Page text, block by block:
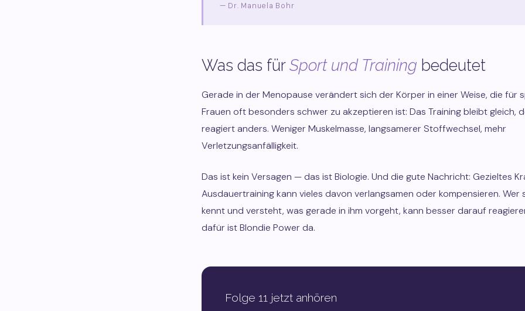
— Dr. Manuela Bohr
Was das fürSport und Training bedeutet
Gerade in der Menopause verändert sich der Körper in einer Weise, die für
Frauen oft besonders schwer zu akzeptieren ist: Das Training bleibt gleich,
reagiert anders. Weniger Muskelmasse, langsamerer Stoffwechsel, mehr
Verletzungsanfälligkeit.
Das ist kein Versagen — das ist Biologie. Und die gute Nachricht: Gezieltes
Ausdauertraining kann vieles davon verlangsamen oder kompensieren. Wer
kennt und versteht, was gerade in ihm vorgeht, kann besser darauf
dafür ist Blondie Power da.
Folge 11 jetzt anhören